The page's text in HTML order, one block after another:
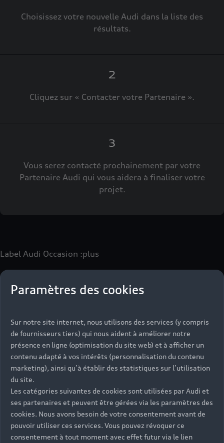
Choisissez votre nouvelle Audi dans la liste des
résultats.
2
Cliquez sur « Contacter votre Partenaire ».
3
Vous serez contacté prochainement par votre
Partenaire Audi qui vous aidera à finaliser votre
projet.
Label Audi Occasion :plus
Le label Audi Occasion:plusvous permet d’acquérir un
véhicules neufs :
- Jusqu'à 130 points de contrôle spécifiques à chaque
motorisation
- Garantie jusqu’à 24 mois et kilométrage illimité
- Assistance 24/7 en France et en Europe
Découvrez également toutes nos offres d’entretien
partir de 19€/mois
Paramètres des cookies
Sur notre site internet, nous utilisons des services (y compris
de fournisseurs tiers) qui nous aident à améliorer notre
présence en ligne (optimisation du site web) et à afficher un
contenu adapté à vos intérêts (personnalisation du contenu
marketing), ainsi qu’à établir des statistiques sur l’utilisation
du site.
Les catégories suivantes de cookies sont utilisées par Audi et
ses partenaires et peuvent être gérées via les paramètres des
cookies. Nous avons besoin de votre consentement avant de
pouvoir utiliser ces services. Vous pouvez révoquer ce
consentement à tout moment avec effet futur via le lien